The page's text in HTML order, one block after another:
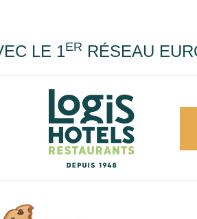
LE 1ER RÉSEAU